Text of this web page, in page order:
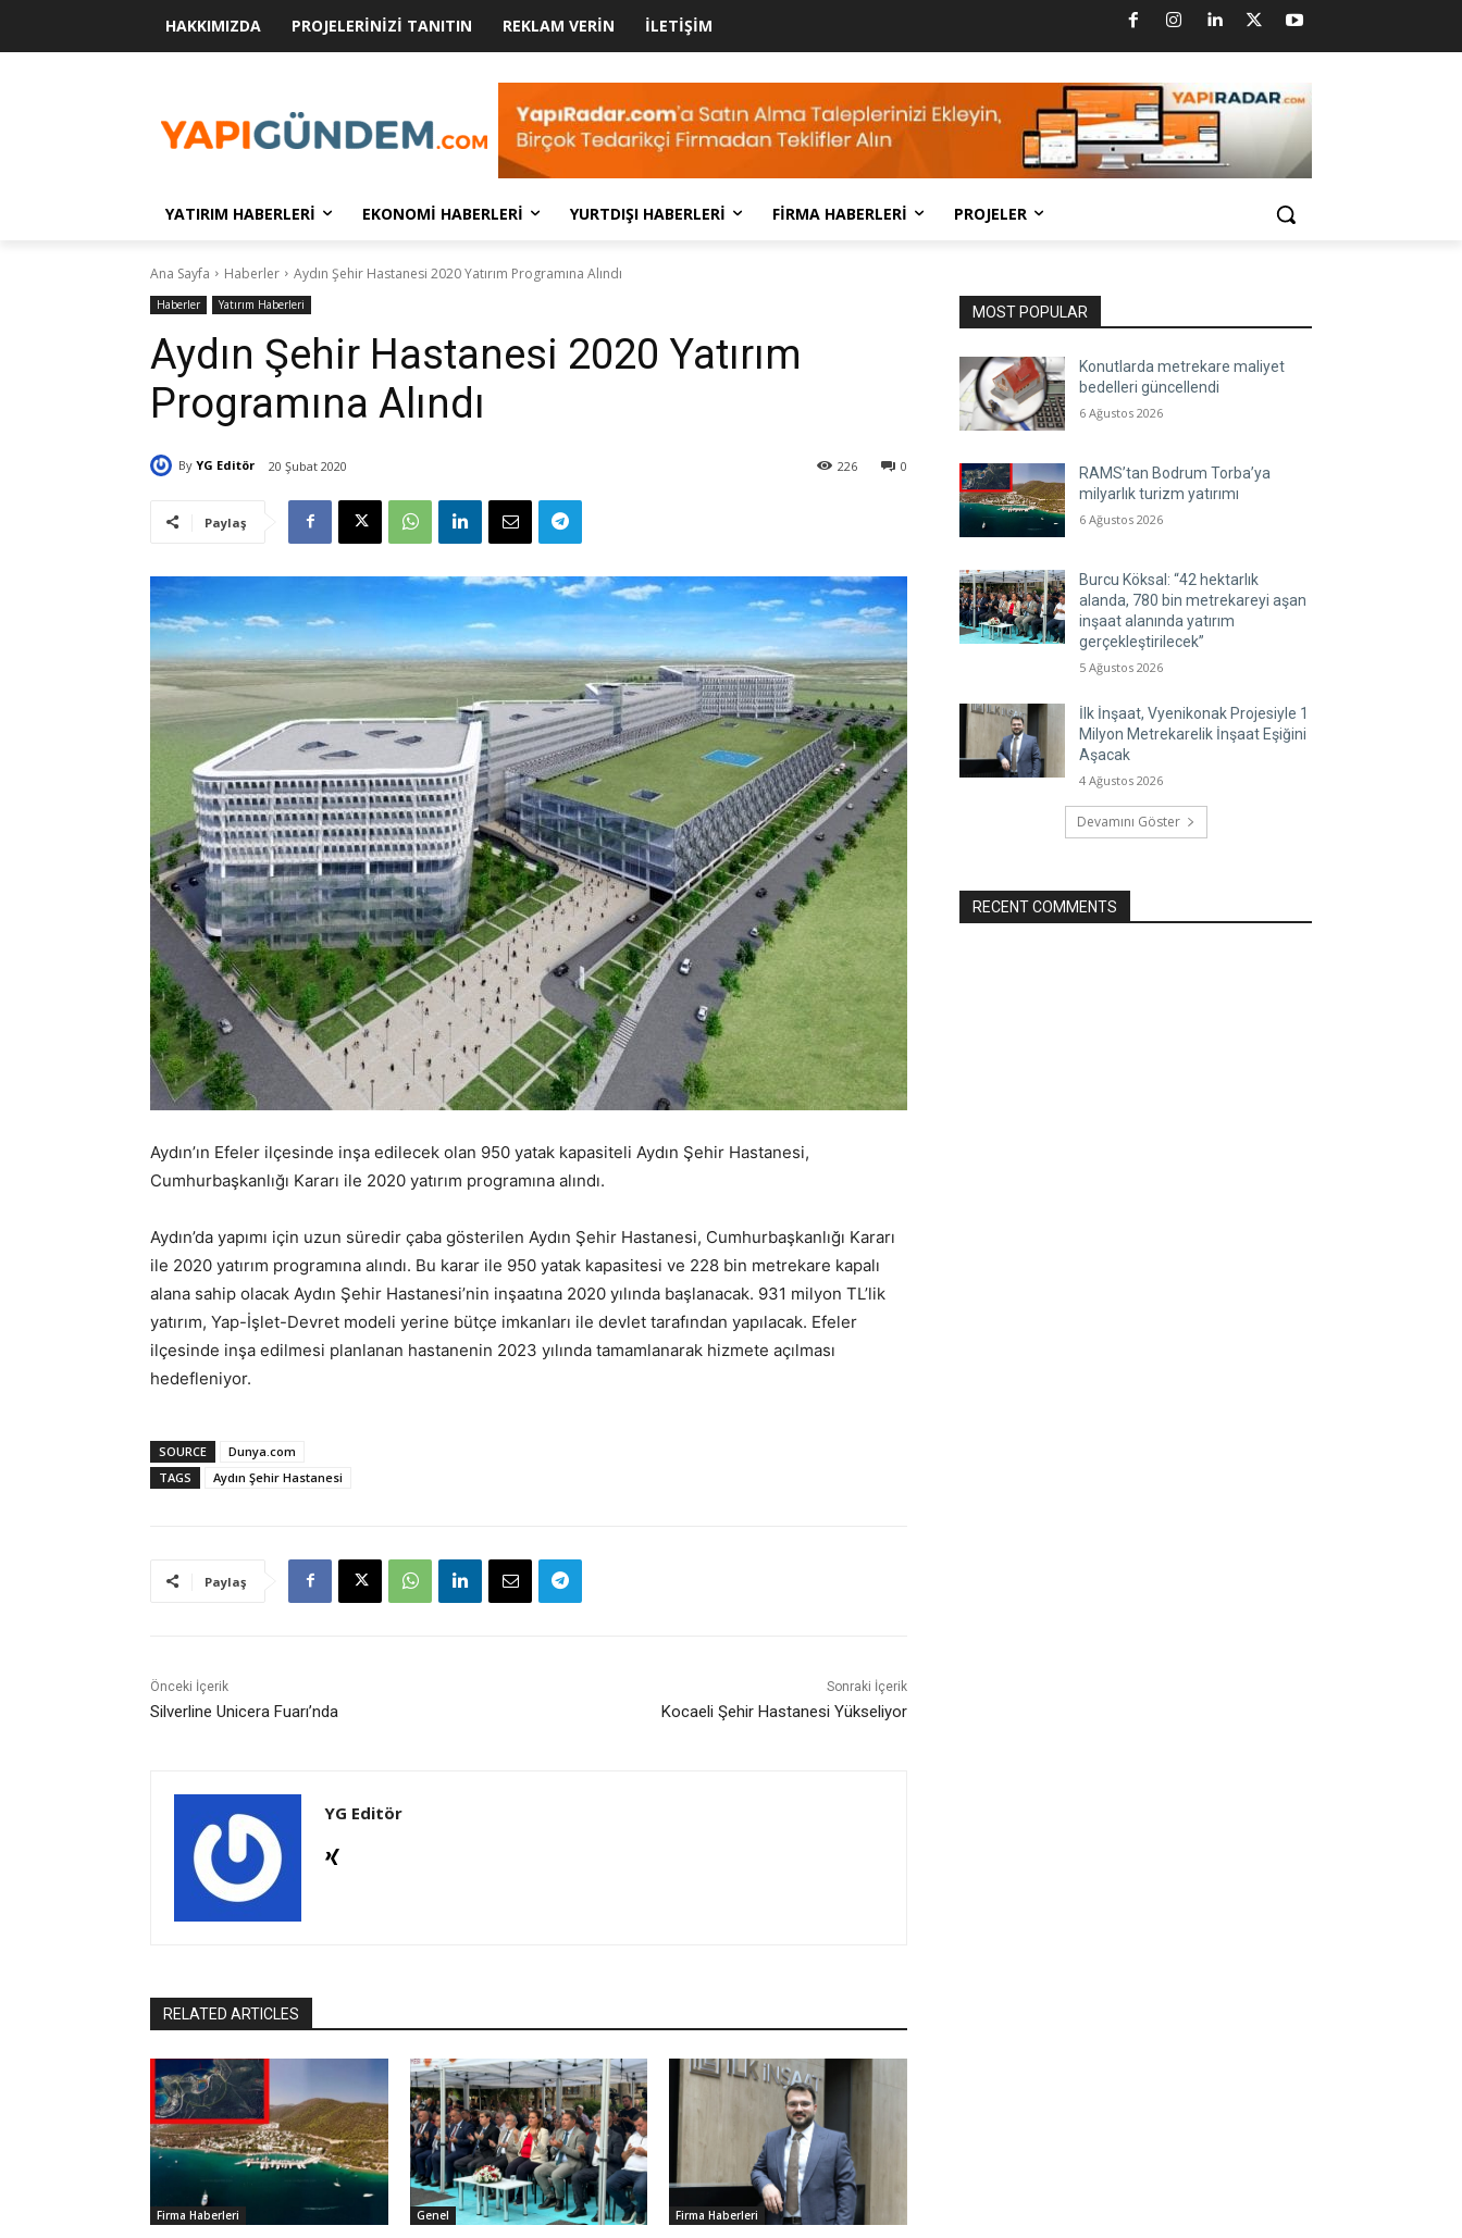
HAKKIMIZDA PROJELERINIZI TANITIN REKLAM VERIN İLETIŞIM
YATIRIM HABERLERI EKONOMI HABERLERI YURTDIŞI HABERLERI FIRMA HABERLERI PROJELER
Ana Sayfa Haberler Aydın Şehir Hastanesi 2020 Yatırım Programına Alındı
Haberler Yatırım Haberleri
Aydın Şehir Hastanesi 2020 Yatırım
Programına Alındı
By YG Editör 20 Şubat 2020 0
226
Paylaş
Aydın’ın Efeler ilçesinde inşa edilecek olan 950 yatak kapasiteli Aydın Şehir Hastanesi,
Cumhurbaşkanlığı Kararı ile 2020 yatırım programına alındı.
Aydın’da yapımı için uzun süredir çaba gösterilen Aydın Şehir Hastanesi, Cumhurbaşkanlığı Kararı
ile 2020 yatırım programına alındı. Bu karar ile 950 yatak kapasitesi ve 228 bin metrekare kapalı
alana sahip olacak Aydın Şehir Hastanesi’nin inşaatına 2020 yılında başlanacak. 931 milyon TL’lik
yatırım, Yap-İşlet-Devret modeli yerine bütçe imkanları ile devlet tarafından yapılacak. Efeler
ilçesinde inşa edilmesi planlanan hastanenin 2023 yılında tamamlanarak hizmete açılması
hedefleniyor.
SOURCE
Dunya.com
TAGS
Aydın Şehir Hastanesi
Paylaş
Önceki İçerik
Silverline Unicera Fuarı’nda
Sonraki İçerik
Kocaeli Şehir Hastanesi Yükseliyor
YG Editör
RELATED ARTICLES
Firma Haberleri Genel Firma Haberleri
MOST POPULAR
Konutlarda metrekare maliyet
bedelleri güncellendi
6 Ağustos 2026
RAMS’tan Bodrum Torba’ya
milyarlık turizm yatırımı
6 Ağustos 2026
Burcu Köksal: “42 hektarlık
alanda, 780 bin metrekareyi aşan
inşaat alanında yatırım
gerçekleştirilecek”
5 Ağustos 2026
İlk İnşaat, Vyenikonak Projesiyle 1
Milyon Metrekarelik İnşaat Eşiğini
Aşacak
4 Ağustos 2026
Devamını Göster
RECENT COMMENTS